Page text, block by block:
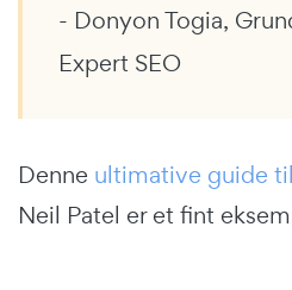
- Donyon Togia,
Expert SEO
Denne ultimative guide
Neil Patel er et fint